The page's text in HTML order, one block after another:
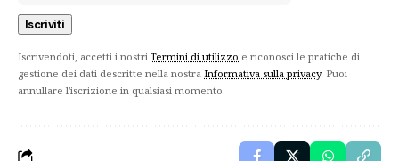
Iscrivendoti, accetti i nostri Termini di utilizzo e riconosci le pratiche di
gestione dei dati descritte nella nostra Informativa sulla privacy. Puoi
annullare l'iscrizione in qualsiasi momento.